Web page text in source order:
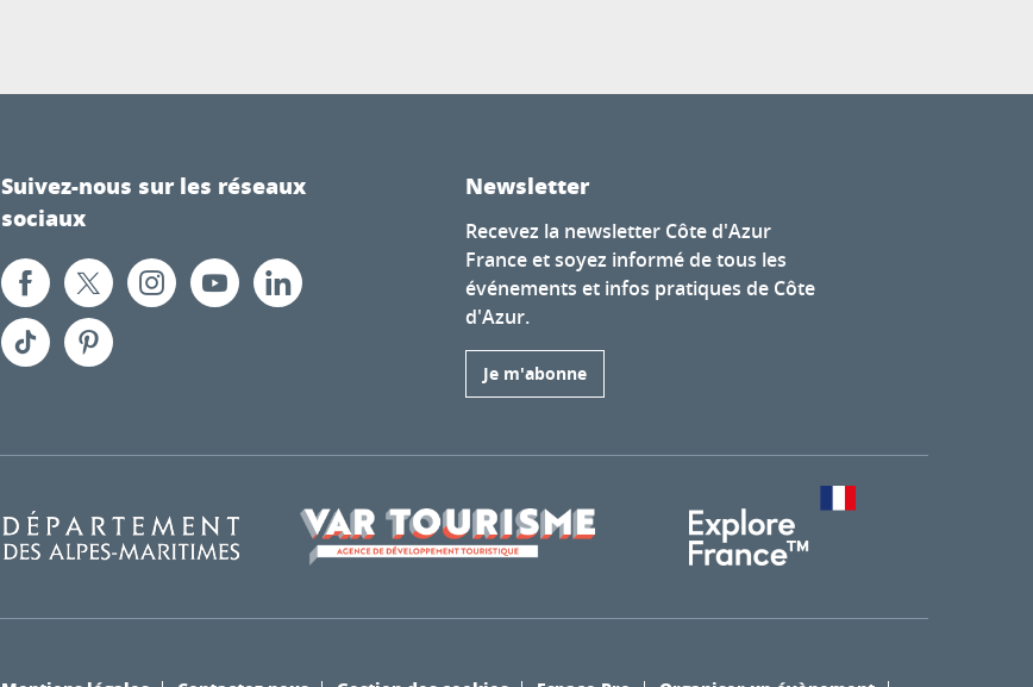
Suivez-nous sur les réseaux
sociaux
Newsletter
Recevez la newsletter Côte d'Azur
France et soyez informé de tous les
événements et infos pratiques de Côte
d'Azur.
Je m'abonne